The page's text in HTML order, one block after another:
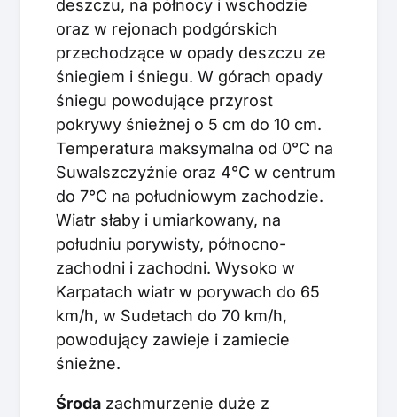
deszczu, na północy i wschodzie
oraz w rejonach podgórskich
przechodzące w opady deszczu ze
śniegiem i śniegu. W górach opady
śniegu powodujące przyrost
pokrywy śnieżnej o 5 cm do 10 cm.
Temperatura maksymalna od 0°C na
Suwalszczyźnie oraz 4°C w centrum
do 7°C na południowym zachodzie.
Wiatr słaby i umiarkowany, na
południu porywisty, północno-
zachodni i zachodni. Wysoko w
Karpatach wiatr w porywach do 65
km/h, w Sudetach do 70 km/h,
powodujący zawieje i zamiecie
śnieżne.
Środa zachmurzenie duże z